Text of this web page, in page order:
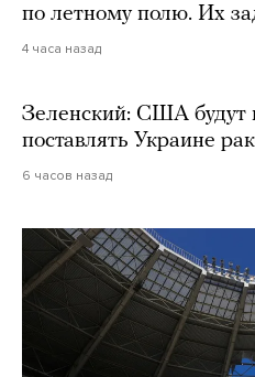
по летному полю. Их
4 часа назад
Зеленский: США будут
поставлять Украине
6 часов назад